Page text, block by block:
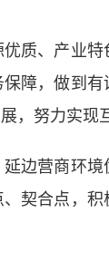
、产业特
障，做到
，努力实现
营商环境
契合点，